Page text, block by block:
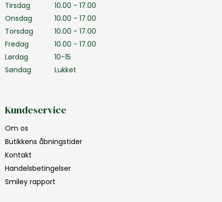
Tirsdag
10.00 - 17.00
Onsdag
10.00 - 17.00
Torsdag
10.00 - 17.00
Fredag
10.00 - 17.00
Lørdag
10-15
Søndag
Lukket
Kundeservice
Om os
Butikkens åbningstider
Kontakt
Handelsbetingelser
Smiley rapport